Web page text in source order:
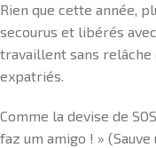
Rien que cette année,
secourus et libérés
travaillent sans relâche
expatriés.
Comme la devise de
faz um amigo ! »